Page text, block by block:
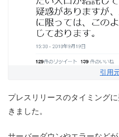
引用
プレスリリースのタイミング
きました。